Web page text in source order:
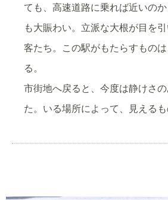
ても、高速道路に乗れば近いの
も大賑わい。立派な大根が目を
客たち。この駅がもたらすもの
る。
市街地へ戻ると、今度は静けさ
た。いる場所によって、見えるも